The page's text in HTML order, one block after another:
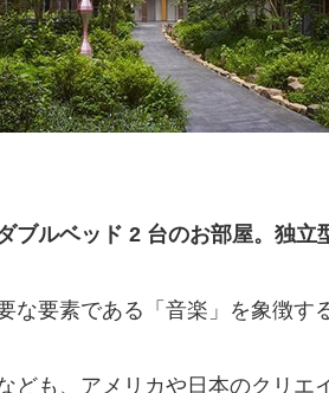
ブルベッド 2 台のお部屋。独
な要素である「音楽」を象徴
ども、アメリカや日本のクリ